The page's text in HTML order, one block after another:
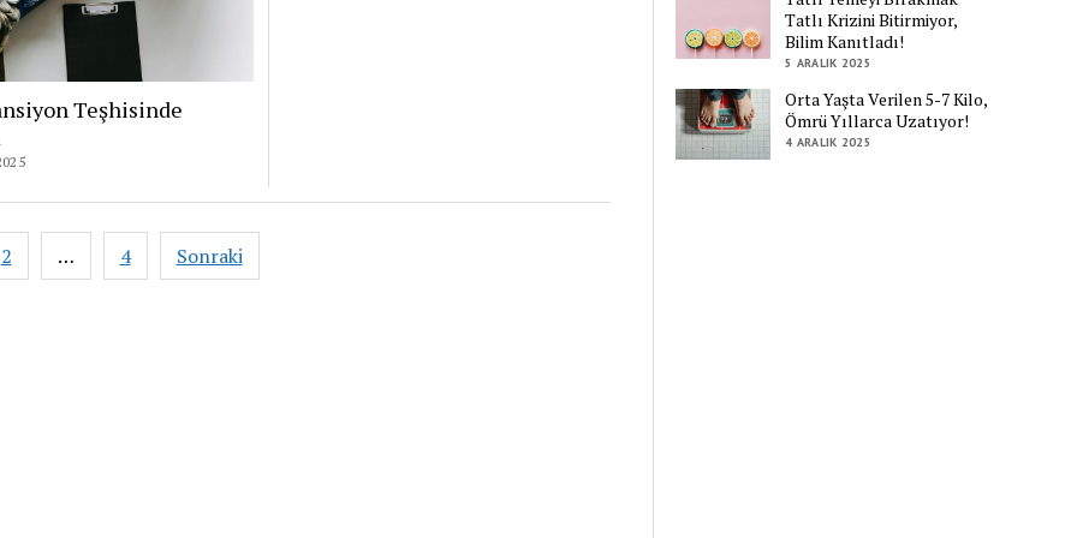
Teşhisinde
2 … 4 Sonraki
Tatlı Krizini Bitirmiyor,
Bilim Kanıtladı!
5 ARALIK 2025
Orta Yaşta Verilen 5-7 Kilo,
Ömrü Yıllarca Uzatıyor!
4 ARALIK 2025